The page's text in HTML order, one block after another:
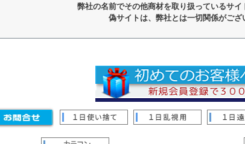
弊社の名前でその他商材を取り扱っているサイ
偽サイトは、弊社とは一切関係がござ
価格が高い順 優先度順
レビュー順